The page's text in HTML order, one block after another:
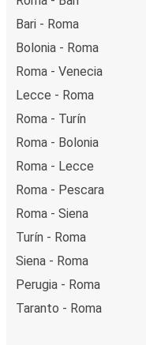
Bari - Roma
Bolonia - Roma
Roma - Venecia
Lecce - Roma
Roma - Turín
Roma - Bolonia
Roma - Lecce
Roma - Pescara
Roma - Siena
Turín - Roma
Siena - Roma
Perugia - Roma
Taranto - Roma